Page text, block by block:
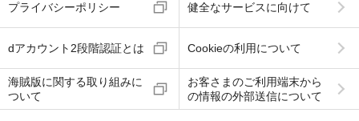
プライバシーポリシー 健全なサービスに向けて
dアカウント2段階認証とは Cookieの利用について
海賊版に関する取り組みに
ついて
お客さまのご利用端末から
の情報の外部送信について